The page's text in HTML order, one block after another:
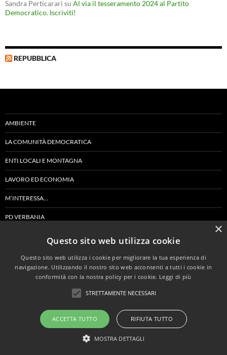
Sandra Perticarari su Al via il tesseramento 2024 al Partito
Democratico. Iscriviti!
REPUBBLICA
AMBIENTE
LA COMUNITÀ DEMOCRATICA
ENTI LOCALI E MONTAGNA
LAVORO ED ECONOMIA
M’INTERESSA…
PD VERBANIA
SANITÀ E WELFARE
SCUOLA E CULTURA
PROGETTO VCO – GRUPPO CONSILIARE IN PROVINCIA
×
Questo sito web utilizza cookie
Questo sito web utilizza i cookie per migliorare la tua esperienza di
navigazione. Utilizzando il nostro sito web acconsenti a tutti i cookie in
conformità con la nostra policy per i cookie. Leggi di più
STRETTAMENTE NECESSARI
ACCETTA TUTTO RIFIUTA TUTTO
MOSTRA DETTAGLI